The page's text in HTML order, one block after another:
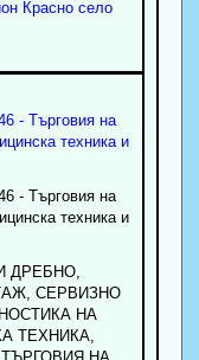
Красно село
- Търговия на
техника и
- Търговия на
техника и
ДРЕБНО,
СЕРВИЗНО
НА
ТЕХНИКА,